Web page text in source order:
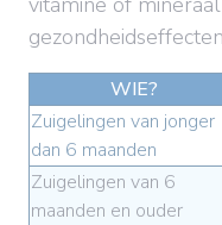
WIE?
Zuigelingen van jonger
dan 6 maanden
Zuigelingen van 6
maanden en ouder